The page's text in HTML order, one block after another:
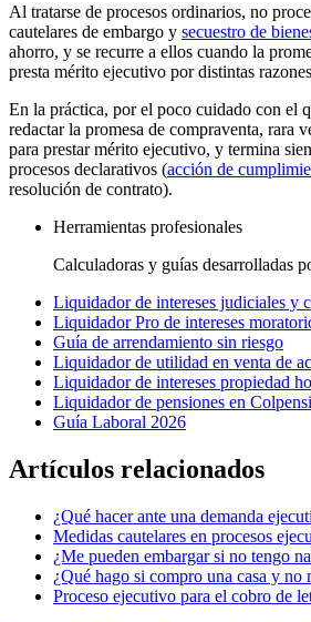
Al tratarse de procesos ordinarios, no
cautelares de embargo y secuestro de
ahorro, y se recurre a ellos cuando la
presta mérito ejecutivo por distintas
En la práctica, por el poco cuidado con el
redactar la promesa de compraventa, rara
para prestar mérito ejecutivo, y termina
procesos declarativos (acción de
resolución de contrato).
Herramientas profesionales
Calculadoras y guías desarrolladas
Liquidador de intereses judiciales y
Liquidador Pro de intereses
Guía de arrendamiento sin riesgo
Liquidador de utilidad en venta de
Liquidador de intereses propiedad
Liquidador de pensiones en
Guía Laboral 2026
Artículos relacionados
¿Qué hacer ante una demanda
Medidas cautelares en procesos
¿Me pueden embargar si no tengo
¿Qué hago si compro una casa y no
Proceso ejecutivo para el cobro de